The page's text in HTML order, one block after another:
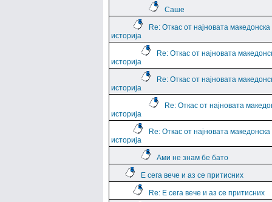
Саше
Re: Откас от најновата македонска
историја
Re: Откас от најновата
историја
Re: Откас от најновата
историја
Re: Откас от најновата
историја
Re: Откас от најновата македонска
историја
Ами не знам бе бато
Е сега вече и аз се притисних
Re: Е сега вече и аз се притисних